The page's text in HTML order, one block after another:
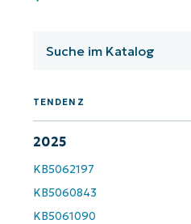
TENDENZ
2025
KB5062197
KB5060843
KB5061090
name*